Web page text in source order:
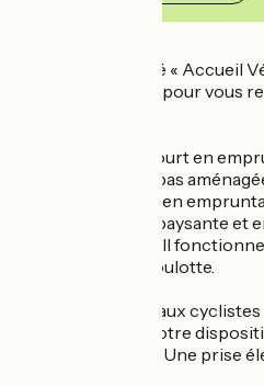
Notre gîte, labelisé « Accueil
traverser la Seine pour vous
- Depuis Bennecourt en
Cette route n’est pas
- Depuis Vétheuil en
Une traversée dépaysante et
Le bac est gratuit. Il
rejoindre notre roulotte.
Services adaptés aux cyclistes
Nous mettons à votre
itinéraires locaux. Une prise